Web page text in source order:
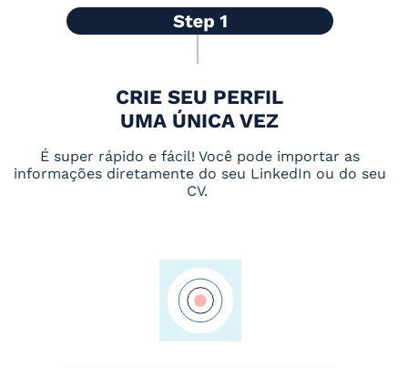
CRIE SEU PERFIL
UMA ÚNICA VEZ
É super rápido e fácil! Você pode importar as
informações diretamente do seu LinkedIn ou do seu
CV.